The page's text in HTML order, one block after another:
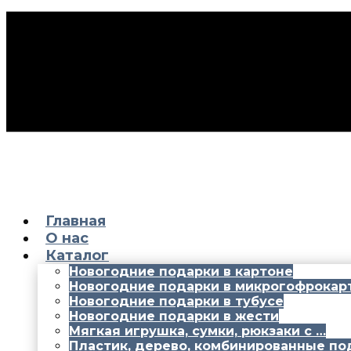
Главная
О нас
Каталог
Новогодние подарки в картоне
Новогодние подарки в
Новогодние подарки в тубусе
Новогодние подарки в жести
Мягкая игрушка, сумки, рюкзаки с …
Пластик, дерево, комбинированные